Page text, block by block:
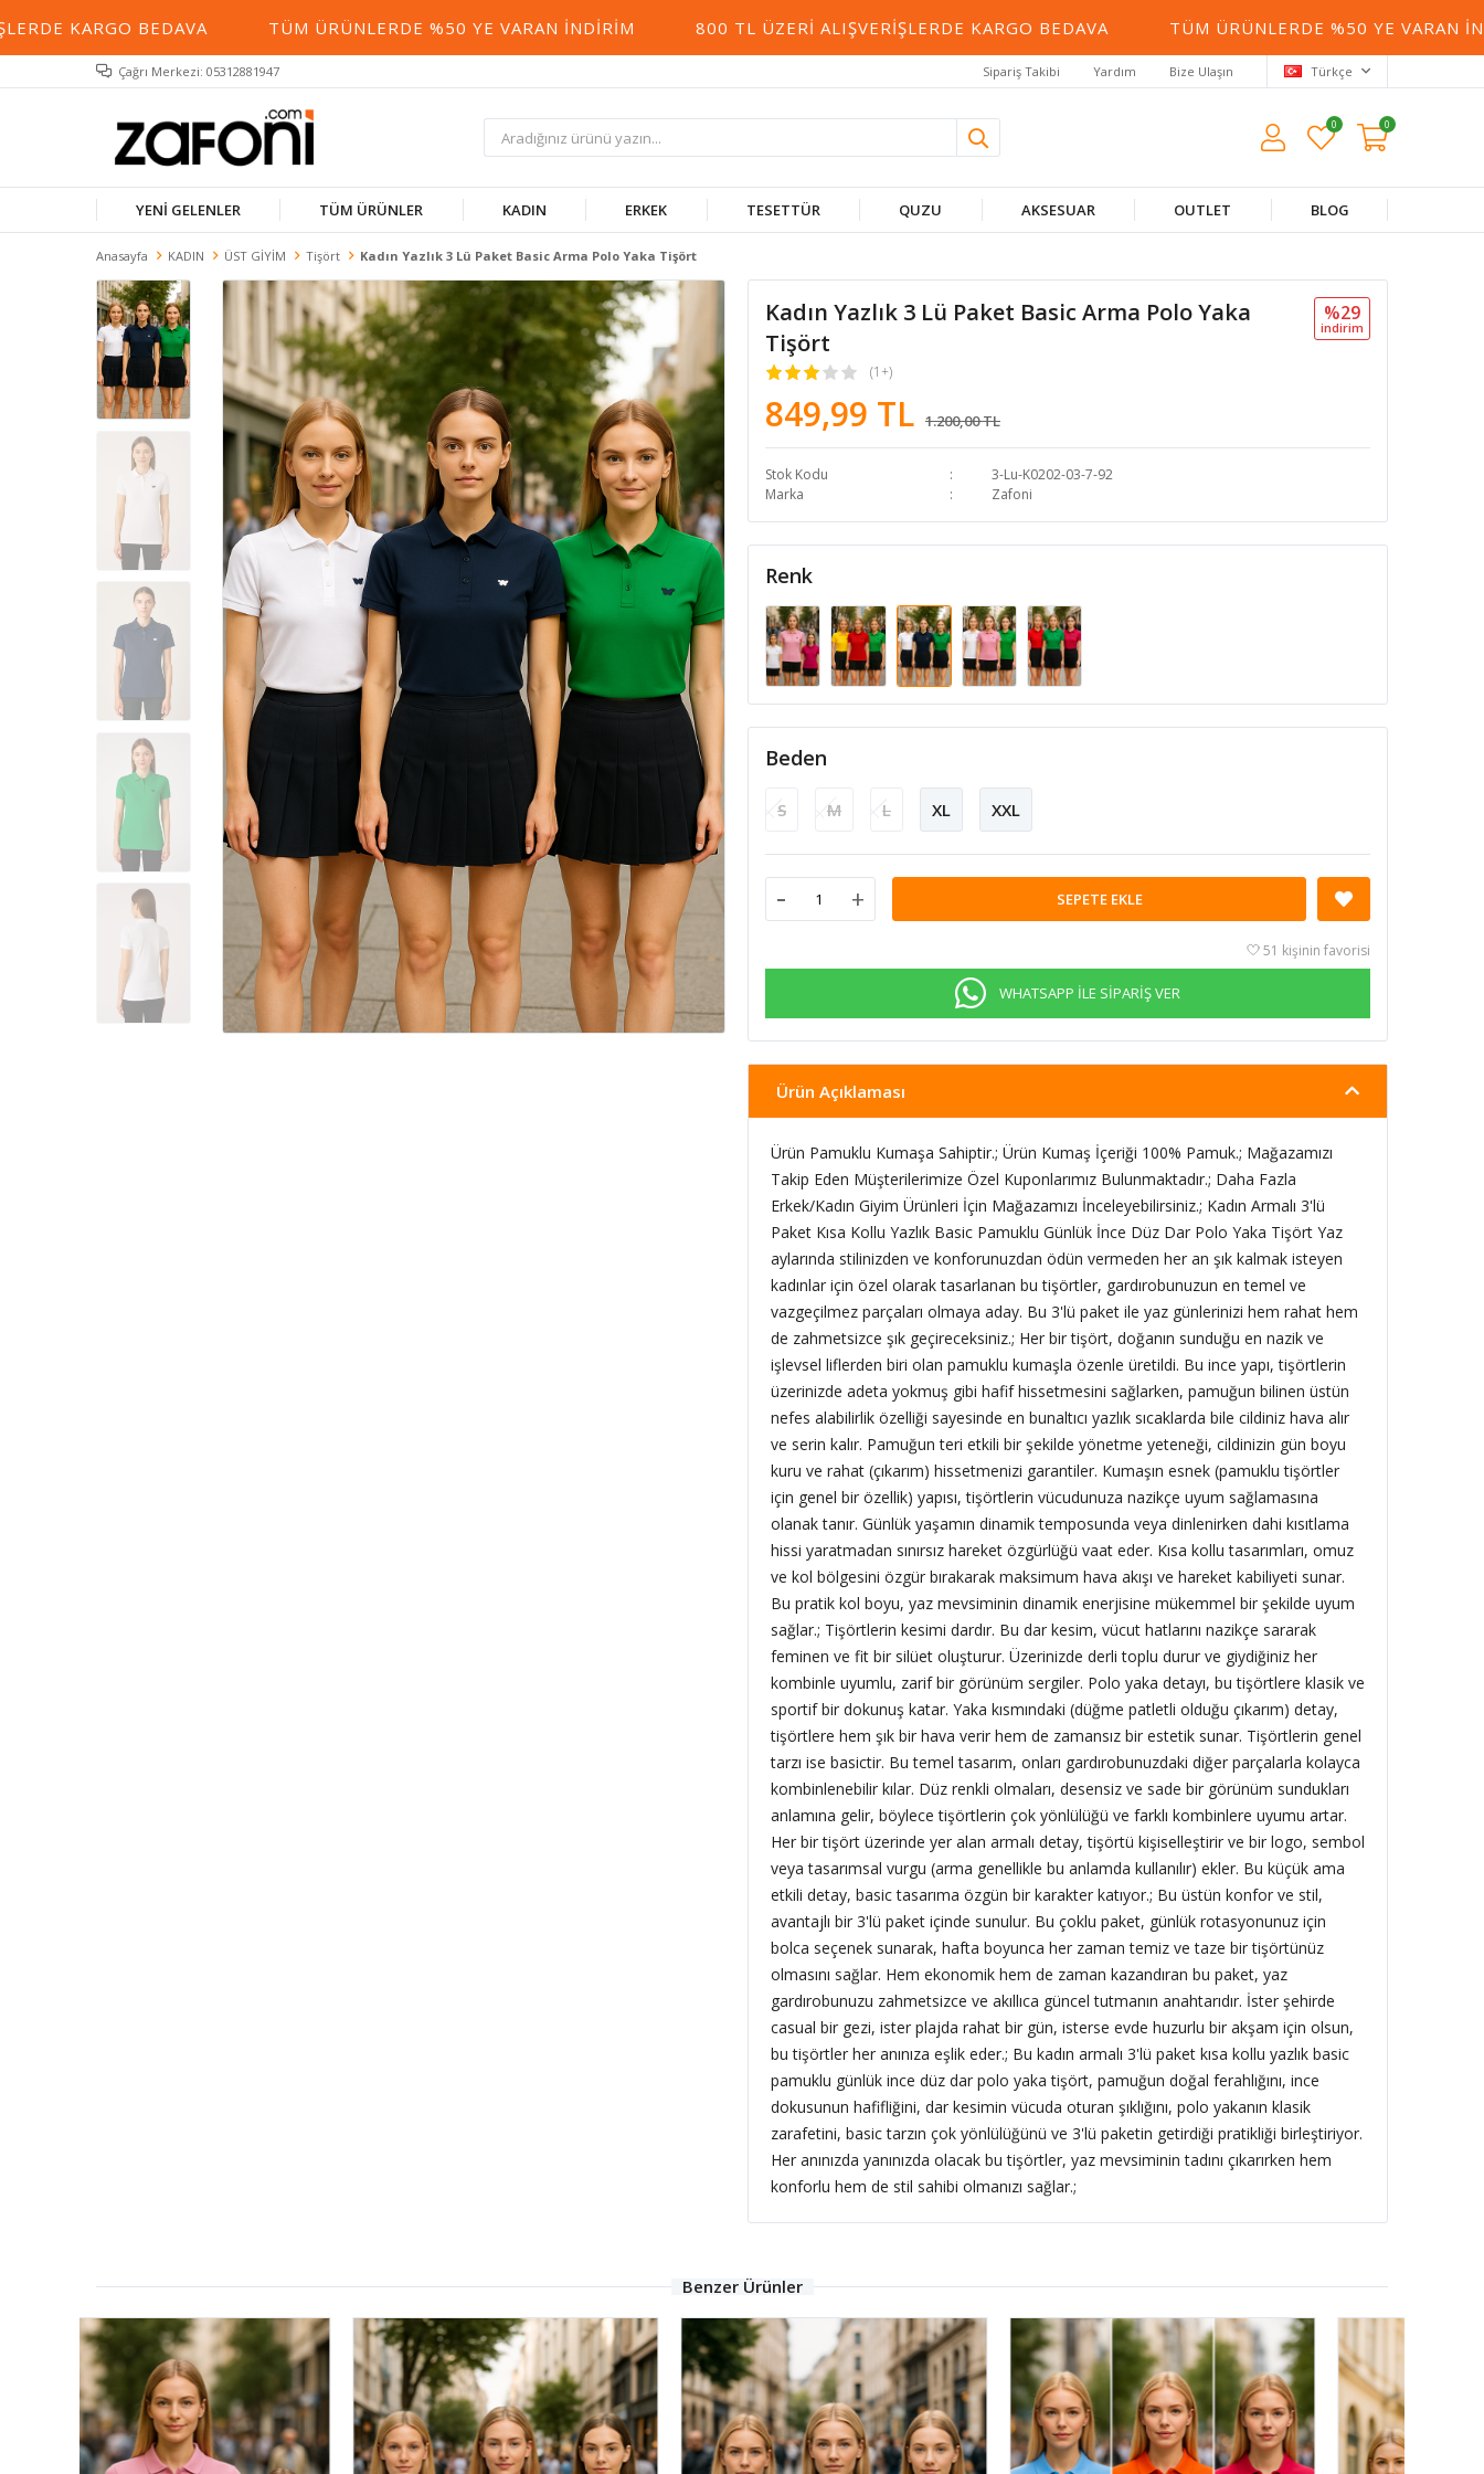
KARGO BEDAVA TÜM ÜRÜNLERDE %50 YE VARAN İNDIRIM 800 TL ÜZERI ALIŞVERIŞLERDE KARGO BEDAVA TÜM ÜRÜNLERDE %50 YE VARAN İNDIRIM
Çağrı Merkezi: 05312881947 Sipariş Takibi Yardım Bize Ulaşın Türkçe
0 0
YENİ GELENLER TÜM ÜRÜNLER KADIN ERKEK TESETTÜR QUZU AKSESUAR OUTLET BLOG
Anasayfa KADIN ÜST GİYİM Tişört Kadın Yazlık 3 Lü Paket Basic Arma Polo Yaka Tişört
Kadın Yazlık 3 Lü Paket Basic Arma Polo Yaka
Tişört
(1+)
849,99 TL 1.200,00 TL
%29
i̇ndi̇ri̇m
Stok Kodu
3-Lu-K0202-03-7-92
Marka
Zafoni
Renk
Beden
S M L XL XXL
- + SEPETE EKLE
51 kişinin favorisi
WHATSAPP İLE SİPARİŞ VER
Ürün Açıklaması
Ürün Pamuklu Kumaşa Sahiptir.; Ürün Kumaş İçeriği 100% Pamuk.; Mağazamızı
Takip Eden Müşterilerimize Özel Kuponlarımız Bulunmaktadır.; Daha Fazla
Erkek/Kadın Giyim Ürünleri İçin Mağazamızı İnceleyebilirsiniz.; Kadın Armalı 3'lü
Paket Kısa Kollu Yazlık Basic Pamuklu Günlük İnce Düz Dar Polo Yaka Tişört Yaz
aylarında stilinizden ve konforunuzdan ödün vermeden her an şık kalmak isteyen
kadınlar için özel olarak tasarlanan bu tişörtler, gardırobunuzun en temel ve
vazgeçilmez parçaları olmaya aday. Bu 3'lü paket ile yaz günlerinizi hem rahat hem
de zahmetsizce şık geçireceksiniz.; Her bir tişört, doğanın sunduğu en nazik ve
işlevsel liflerden biri olan pamuklu kumaşla özenle üretildi. Bu ince yapı, tişörtlerin
üzerinizde adeta yokmuş gibi hafif hissetmesini sağlarken, pamuğun bilinen üstün
nefes alabilirlik özelliği sayesinde en bunaltıcı yazlık sıcaklarda bile cildiniz hava alır
ve serin kalır. Pamuğun teri etkili bir şekilde yönetme yeteneği, cildinizin gün boyu
kuru ve rahat (çıkarım) hissetmenizi garantiler. Kumaşın esnek (pamuklu tişörtler
için genel bir özellik) yapısı, tişörtlerin vücudunuza nazikçe uyum sağlamasına
olanak tanır. Günlük yaşamın dinamik temposunda veya dinlenirken dahi kısıtlama
hissi yaratmadan sınırsız hareket özgürlüğü vaat eder. Kısa kollu tasarımları, omuz
ve kol bölgesini özgür bırakarak maksimum hava akışı ve hareket kabiliyeti sunar.
Bu pratik kol boyu, yaz mevsiminin dinamik enerjisine mükemmel bir şekilde uyum
sağlar.; Tişörtlerin kesimi dardır. Bu dar kesim, vücut hatlarını nazikçe sararak
feminen ve fit bir silüet oluşturur. Üzerinizde derli toplu durur ve giydiğiniz her
kombinle uyumlu, zarif bir görünüm sergiler. Polo yaka detayı, bu tişörtlere klasik ve
sportif bir dokunuş katar. Yaka kısmındaki (düğme patletli olduğu çıkarım) detay,
tişörtlere hem şık bir hava verir hem de zamansız bir estetik sunar. Tişörtlerin genel
tarzı ise basictir. Bu temel tasarım, onları gardırobunuzdaki diğer parçalarla kolayca
kombinlenebilir kılar. Düz renkli olmaları, desensiz ve sade bir görünüm sundukları
anlamına gelir, böylece tişörtlerin çok yönlülüğü ve farklı kombinlere uyumu artar.
Her bir tişört üzerinde yer alan armalı detay, tişörtü kişiselleştirir ve bir logo, sembol
veya tasarımsal vurgu (arma genellikle bu anlamda kullanılır) ekler. Bu küçük ama
etkili detay, basic tasarıma özgün bir karakter katıyor.; Bu üstün konfor ve stil,
avantajlı bir 3'lü paket içinde sunulur. Bu çoklu paket, günlük rotasyonunuz için
bolca seçenek sunarak, hafta boyunca her zaman temiz ve taze bir tişörtünüz
olmasını sağlar. Hem ekonomik hem de zaman kazandıran bu paket, yaz
gardırobunuzu zahmetsizce ve akıllıca güncel tutmanın anahtarıdır. İster şehirde
casual bir gezi, ister plajda rahat bir gün, isterse evde huzurlu bir akşam için olsun,
bu tişörtler her anınıza eşlik eder.; Bu kadın armalı 3'lü paket kısa kollu yazlık basic
pamuklu günlük ince düz dar polo yaka tişört, pamuğun doğal ferahlığını, ince
dokusunun hafifliğini, dar kesimin vücuda oturan şıklığını, polo yakanın klasik
zarafetini, basic tarzın çok yönlülüğünü ve 3'lü paketin getirdiği pratikliği birleştiriyor.
Her anınızda yanınızda olacak bu tişörtler, yaz mevsiminin tadını çıkarırken hem
konforlu hem de stil sahibi olmanızı sağlar.;
Benzer Ürünler